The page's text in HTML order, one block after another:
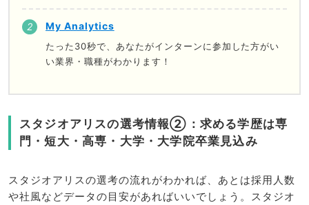
My Analytics
たった30秒で、あなたがインターンに参加した方がい
い業界・職種がわかります！
スタジオアリスの選考情報②：求める学歴は専
門・短大・高専・大学・大学院卒業見込み
スタジオアリスの選考の流れがわかれば、あとは採用人数
や社風などデータの目安があればいいでしょう。スタジオ